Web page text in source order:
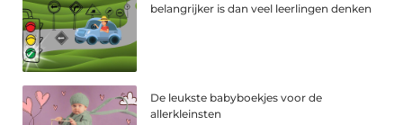
belangrijker is dan veel leerlingen denken
De leukste babyboekjes voor de
allerkleinsten